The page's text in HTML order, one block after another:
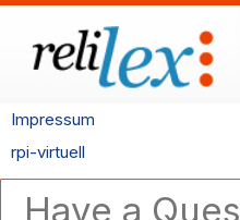
Impressum
rpi-virtuell